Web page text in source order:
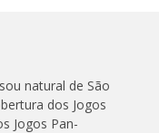
natural de São
dos Jogos
Jogos Pan-